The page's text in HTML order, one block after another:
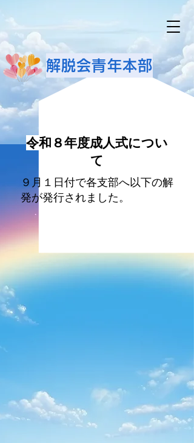
解脱会青年本部
令和８年度成人式につい
て​
９月１日付で各支部へ以下の解
発が発行されました。